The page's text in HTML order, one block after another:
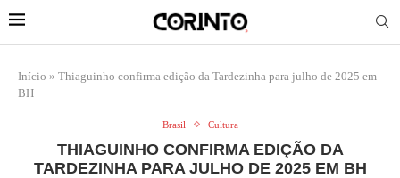
Início » Thiaguinho confirma edição da Tardezinha para julho de 2025 em
BH
Brasil Cultura
THIAGUINHO CONFIRMA EDIÇÃO DA
TARDEZINHA PARA JULHO DE 2025 EM BH